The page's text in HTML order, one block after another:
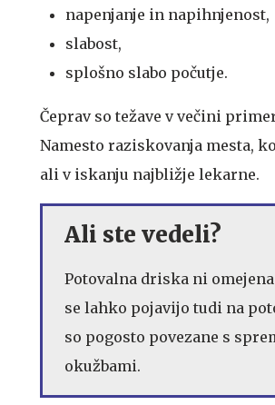
napenjanje in napihnjenost,
slabost,
splošno slabo počutje.
Čeprav so težave v večini
Namesto raziskovanja mesta,
ali v iskanju najbližje lekarne.
Ali ste vedeli?
Potovalna driska ni
se lahko pojavijo tudi na
so pogosto povezane s
okužbami.